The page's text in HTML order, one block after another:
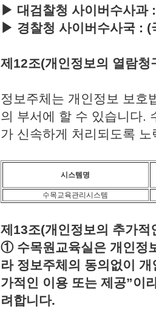
▶ 대검찰청 사이버수사
▶ 경찰청 사이버수사국 :
제12조(개인정보의 열람청
정보주체는 개인정보 보호
의 부서에 할 수 있습니다.
가 신속하게 처리되도록
시스템명
수목교육관리시스템
제13조(개인정보의 추가적
① 수목원교육실은 개인정
라 정보주체의 동의없이
가적인 이용 또는 제공”이
려합니다.